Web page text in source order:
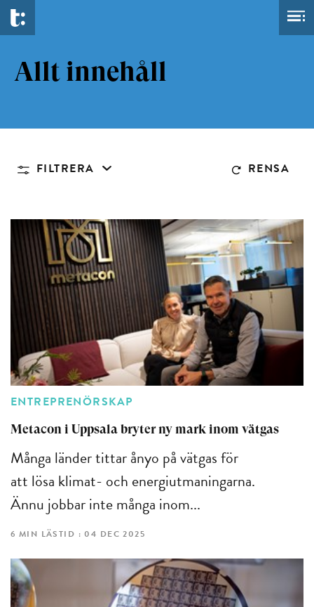
Allt innehåll
FILTRERA RENSA
ENTREPRENÖRSKAP
Metacon i Uppsala bryter ny mark inom vätgas
Många länder tittar ånyo på vätgas för
att lösa klimat- och energiutmaningarna.
Ännu jobbar inte många inom...
6 MIN LÄSTID : 04 DEC 2025